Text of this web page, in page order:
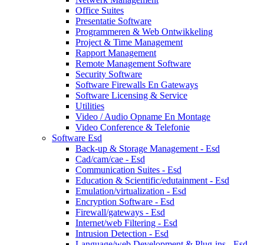
Office Suites
Presentatie Software
Programmeren & Web Ontwikkeling
Project & Time Management
Rapport Management
Remote Management Software
Security Software
Software Firewalls En Gateways
Software Licensing & Service
Utilities
Video / Audio Opname En Montage
Video Conference & Telefonie
Software Esd
Back-up & Storage Management - Esd
Cad/cam/cae - Esd
Communication Suites - Esd
Education & Scientific/edutainment - Esd
Emulation/virtualization - Esd
Encryption Software - Esd
Firewall/gateways - Esd
Internet/web Filtering - Esd
Intrusion Detection - Esd